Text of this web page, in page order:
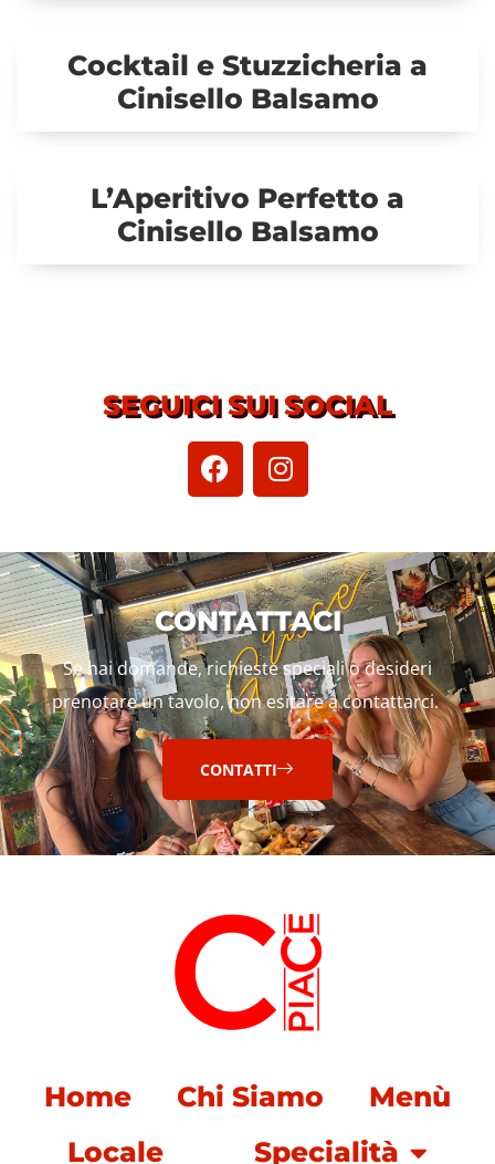
Cocktail e Stuzzicheria a
Cinisello Balsamo
L’Aperitivo Perfetto a
Cinisello Balsamo
SEGUICI SUI SOCIAL
CONTATTACI
Se hai domande, richieste speciali o desideri
prenotare un tavolo, non esitare a contattarci.
CONTATTI
Home Chi Siamo
Menù
Locale
Specialità